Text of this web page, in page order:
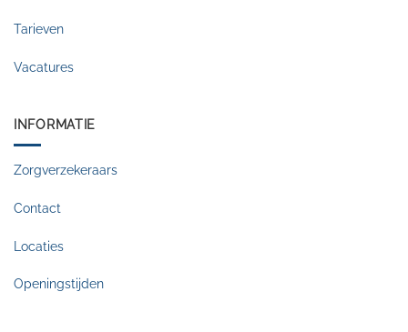
Tarieven
Vacatures
INFORMATIE
Zorgverzekeraars
Contact
Locaties
Openingstijden